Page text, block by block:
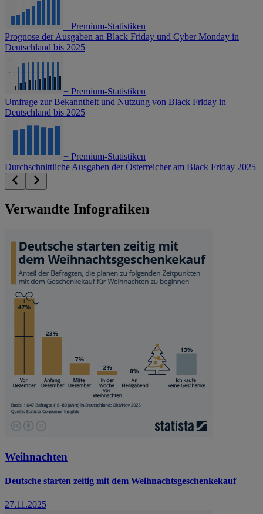
+ Premium-Statistiken
Prognose der Ausgaben an Black Friday und Cyber Monday in
Deutschland bis 2025
+ Premium-Statistiken
Umfrage zur Bekanntheit und Nutzung von Black Friday in
Deutschland bis 2025
+ Premium-Statistiken
Durchschnittliche Ausgaben der Österreicher am Black Friday 2025
Verwandte Infografiken
Weihnachten
Deutsche starten zeitig mit dem Weihnachtsgeschenkekauf
27.11.2025